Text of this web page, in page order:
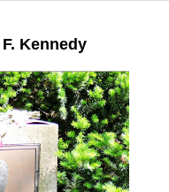
Kennedy